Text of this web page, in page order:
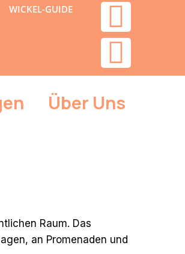
WICKEL-GUIDE
Über Uns
Raum. Das
an Promenaden und